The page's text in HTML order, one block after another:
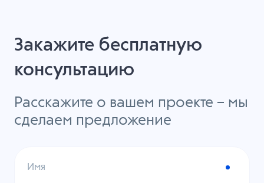
Закажите бесплатную
консультацию
Расскажите о вашем проекте – мы
сделаем предложение
Имя